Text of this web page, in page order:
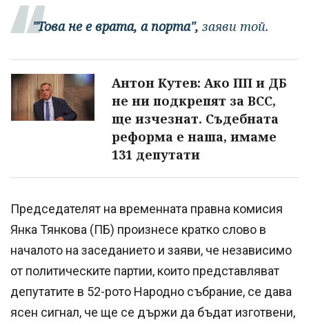
"Това не е врата, а порта", заяви той.
Антон Кутев: Ако ПП и ДБ
не ни подкрепят за ВСС,
ще изчезнат. Съдебната
реформа е наша, имаме
131 депутати
Председателят на временната правна комисия
Янка Тянкова (ПБ) произнесе кратко слово в
началото на заседанието и заяви, че независимо
от политическите партии, които представляват
депутатите в 52-рото Народно събрание, се дава
ясен сигнал, че ще се държи да бъдат изготвени,